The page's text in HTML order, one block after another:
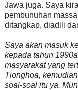
Jawa juga. Saya
pembunuhan
ditangkap, diadili
Saya akan masuk
kepada tahun
masyarakat yang
Tionghoa,
soal-soal itu ya.